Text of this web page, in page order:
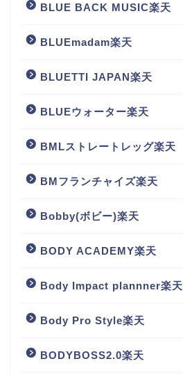
BLUE BACK MUSIC楽天
BLUEmadam楽天
BLUETTI JAPAN楽天
BLUEウォーター楽天
BMLストレートレッグ楽天
BMフランチャイズ楽天
Bobby(ボビー)楽天
BODY ACADEMY楽天
Body Impact plannner楽天
Body Pro Style楽天
BODYBOSS2.0楽天